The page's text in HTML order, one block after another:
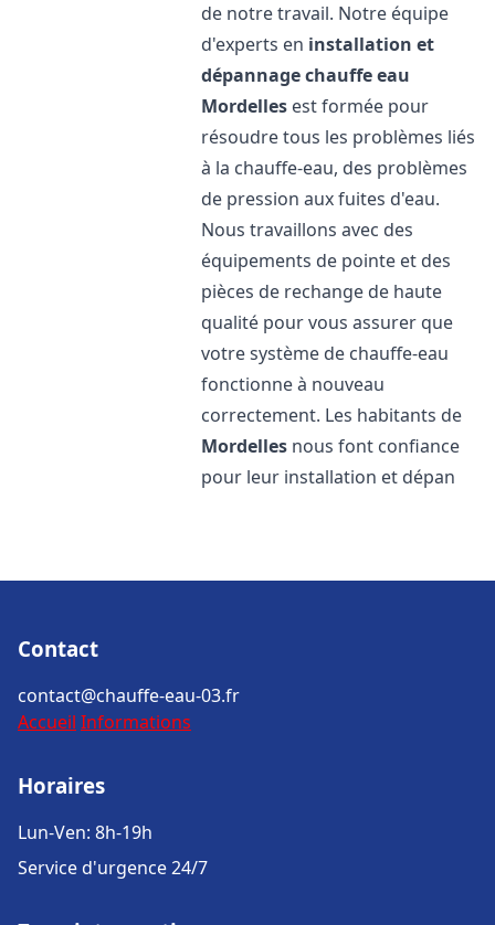
de notre travail. Notre équipe
d'experts en installation et
dépannage chauffe eau
Mordelles est formée pour
résoudre tous les problèmes liés
à la chauffe-eau, des problèmes
de pression aux fuites d'eau.
Nous travaillons avec des
équipements de pointe et des
pièces de rechange de haute
qualité pour vous assurer que
votre système de chauffe-eau
fonctionne à nouveau
correctement. Les habitants de
Mordelles nous font confiance
pour leur installation et dépan
Contact
contact@chauffe-eau-03.fr
Accueil Informations
Horaires
Lun-Ven: 8h-19h
Service d'urgence 24/7